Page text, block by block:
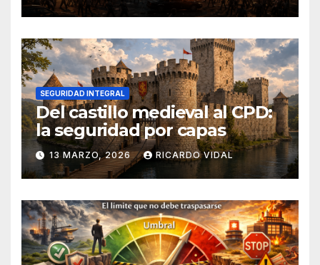
SEGURIDAD INTEGRAL
Del castillo medieval al CPD:
la seguridad por capas
13 MARZO, 2026 RICARDO VIDAL